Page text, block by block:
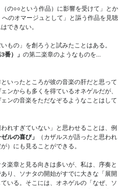
の○○という作品）に影響を受けて」とか
へのオマージュとして」と謳う作品を見聴
できない。
もの」を創ろうと試みたことはある。
3番）」の第二楽章のようなものを…
いったところが彼の音楽の肝だと思って
ンからも多くを得ているオネゲルだが、
ンの音楽をただなぞるようなことはして
れすぎていない」と思わせることは、例
ルの喜び」
（カザルスが語ったと思われ
）にも見ることができる。
楽章と見る向きは多いが、私は、序奏と
り、ソナタの開始がすでに大きな「展開
いる。そこには、オネゲルの「なぜ、ソ